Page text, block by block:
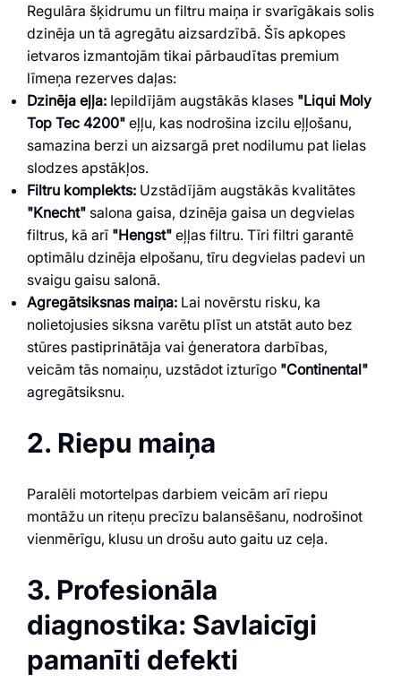
Regulāra šķidrumu un filtru maiņa ir svarīgākais solis
dzinēja un tā agregātu aizsardzībā. Šīs apkopes
ietvaros izmantojām tikai pārbaudītas premium
līmeņa rezerves daļas:
Dzinēja eļļa: Iepildījām augstākās klases "Liqui Moly
Top Tec 4200" eļļu, kas nodrošina izcilu eļļošanu,
samazina berzi un aizsargā pret nodilumu pat lielas
slodzes apstākļos.
Filtru komplekts: Uzstādījām augstākās kvalitātes
"Knecht" salona gaisa, dzinēja gaisa un degvielas
filtrus, kā arī "Hengst" eļļas filtru. Tīri filtri garantē
optimālu dzinēja elpošanu, tīru degvielas padevi un
svaigu gaisu salonā.
Agregātsiksnas maiņa: Lai novērstu risku, ka
nolietojusies siksna varētu plīst un atstāt auto bez
stūres pastiprinātāja vai ģeneratora darbības,
veicām tās nomaiņu, uzstādot izturīgo "Continental"
agregātsiksnu.
2. Riepu maiņa
Paralēli motortelpas darbiem veicām arī riepu
montāžu un riteņu precīzu balansēšanu, nodrošinot
vienmērīgu, klusu un drošu auto gaitu uz ceļa.
3. Profesionāla
diagnostika: Savlaicīgi
pamanīti defekti